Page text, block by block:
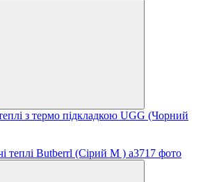
з термо підкладкою UGG (Чорний